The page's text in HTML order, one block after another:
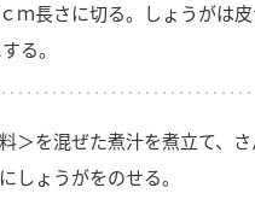
ｍ長さに切る。しょうがは
る。
＞を混ぜた煮汁を煮立て、
しょうがをのせる。